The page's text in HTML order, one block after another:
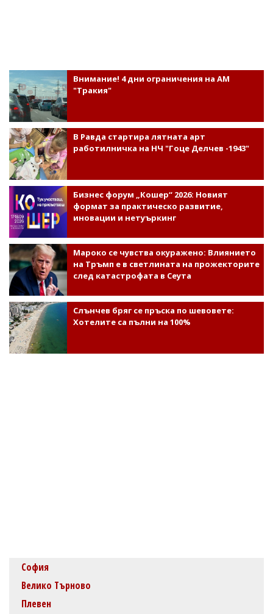
Внимание! 4 дни ограничения на АМ
"Тракия"
В Равда стартира лятната арт
работилничка на НЧ "Гоце Делчев -1943"
Бизнес форум „Кошер“ 2026: Новият
формат за практическо развитие,
иновации и нетуъркинг
Мароко се чувства окуражено: Влиянието
на Тръмп е в светлината на прожекторите
след катастрофата в Сеута
Слънчев бряг се пръска по шевовете:
Хотелите са пълни на 100%
София
Велико Търново
Плевен